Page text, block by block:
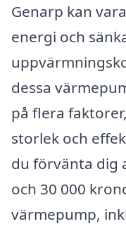
Genarp kan
energi och
dessa
på flera
storlek och
du förvänta dig
och 30 000
värmepump,